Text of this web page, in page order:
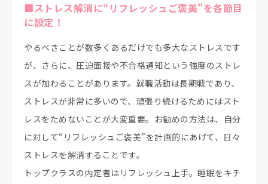
■ストレス解消に“リフレッシュご褒美”を各節目
に設定！
やるべきことが数多くあるだけでも多大なストレスです
が、さらに、圧迫面接や不合格通知という強度のストレ
スが加わることがあります。就職活動は長期戦であり、
ストレスが非常に多いので、頑張り続けるためにはスト
レスをためないことが大変重要。お勧めの方法は、自分
に対して“リフレッシュご褒美”を計画的にあげて、日々
ストレスを解消することです。
トップクラスの内定者はリフレッシュ上手。睡眠をキチ